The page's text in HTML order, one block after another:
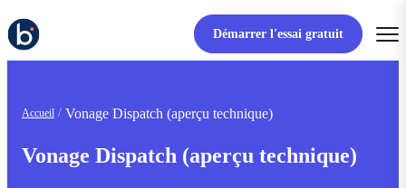
Démarrer l'essai gratuit
Accueil Vonage Dispatch (aperçu technique)
Vonage Dispatch (aperçu technique)